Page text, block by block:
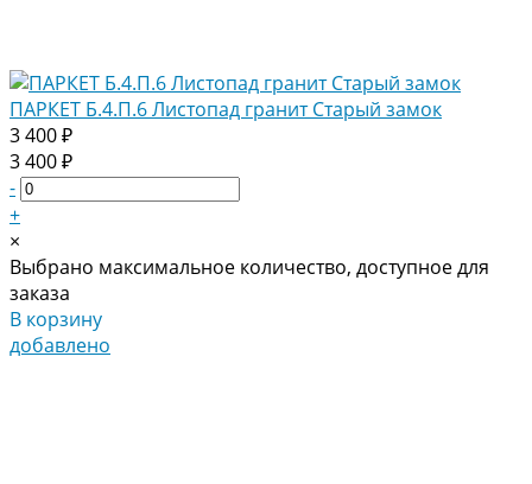
ПАРКЕТ Б.4.П.6 Листопад гранит Старый замок
3 400 ₽
3 400 ₽
-
+
×
Выбрано максимальное количество, доступное для
заказа
В корзину
добавлено